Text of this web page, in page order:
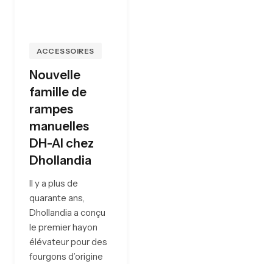
ACCESSOIRES
Nouvelle
famille de
rampes
manuelles
DH-AI chez
Dhollandia
Il y a plus de
quarante ans,
Dhollandia a conçu
le premier hayon
élévateur pour des
fourgons d’origine